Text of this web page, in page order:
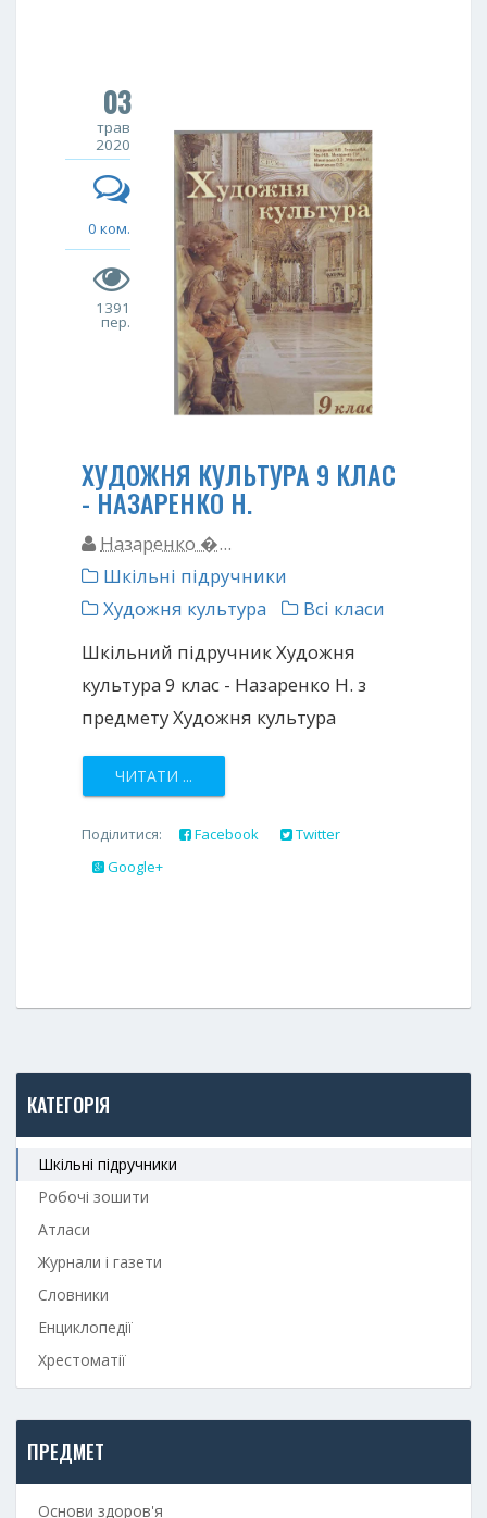
03
трав
2020
0 ком.
1391
пер.
ХУДОЖНЯ КУЛЬТУРА 9 КЛАС
- НАЗАРЕНКО Н.
Назаренко �...
Шкільні підручники
Художня культура
Всі класи
Шкільний підручник Художня
культура 9 клас - Назаренко Н. з
предмету Художня культура
ЧИТАТИ ...
Поділитися: Facebook
Twitter
Google+
КАТЕГОРІЯ
Шкільні підручники
Робочі зошити
Атласи
Журнали і газети
Словники
Енциклопедії
Хрестоматії
ПРЕДМЕТ
Основи здоров'я